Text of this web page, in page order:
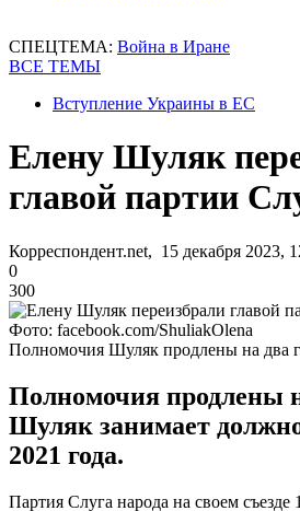
СПЕЦТЕМА: Война в Иране
ВСЕ ТЕМЫ
Вступление Украины в ЕС
Елену Шуляк
главой партии
Корреспондент.net, 15 декабря 2023,
0
300
Фото: facebook.com/ShuliakOlena
Полномочия Шуляк продлены на два
Полномочия продлены
Шуляк занимает
2021 года.
Партия Слуга народа на своем съезде